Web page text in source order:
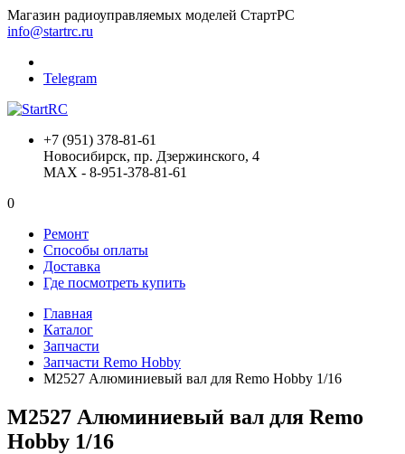
Магазин радиоуправляемых моделей СтартРС
info@startrc.ru
Telegram
+7 (951) 378-81-61
Новосибирск, пр. Дзержинского, 4
MAX - 8-951-378-81-61
0
Ремонт
Способы оплаты
Доставка
Где посмотреть купить
Главная
Каталог
Запчасти
Запчасти Remo Hobby
M2527 Алюминиевый вал для Remo Hobby 1/16
M2527 Алюминиевый вал для Remo
Hobby 1/16